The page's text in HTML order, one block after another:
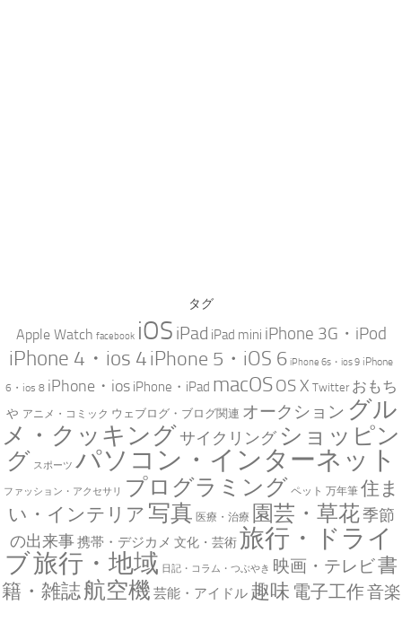
タグ
Apple Watch facebook iOS iPad iPad mini iPhone 3G・iPod
iPhone 4・ios 4iPhone 5・iOS 6 iPhone 6s・ios 9 iPhone
6・ios 8 iPhone・ios iPhone・iPad macOS OS X Twitter おもち
ゃ アニメ・コミック ウェブログ・ブログ関連 オークション グル
メ・クッキングサイクリング ショッピン
グ スポーツ パソコン・インターネット
ファッション・アクセサリ プログラミング ペット 万年筆 住ま
い・インテリア 写真 医療・治療 園芸・草花季節
の出来事携帯・デジカメ 文化・芸術 旅行・ドライ
ブ旅行・地域 日記・コラム・つぶやき 映画・テレビ書
籍・雑誌航空機 芸能・アイドル 趣味 電子工作音楽